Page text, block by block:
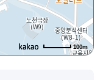
100m